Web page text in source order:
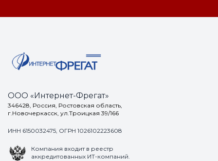
ООО «Интернет-Фрегат»
346428, Россия, Ростовская область,
г.Новочеркасск, ул.Троицкая 39/166
ИНН 6150032475, ОГРН 1026102223608
Компания входит в реестр
аккредитованных ИТ-компаний.